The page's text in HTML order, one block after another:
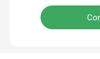
Le serveur Windows